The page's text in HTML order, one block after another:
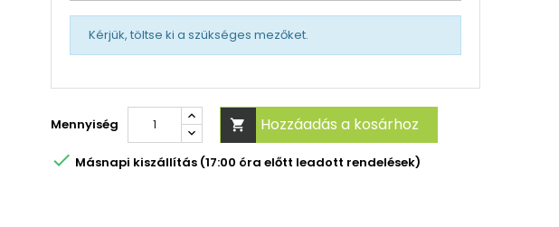
Kérjük, töltse ki a szükséges mezőket.
Mennyiség  Hozzáadás a kosárhoz
 Másnapi kiszállítás (17:00 óra előtt leadott rendelések)